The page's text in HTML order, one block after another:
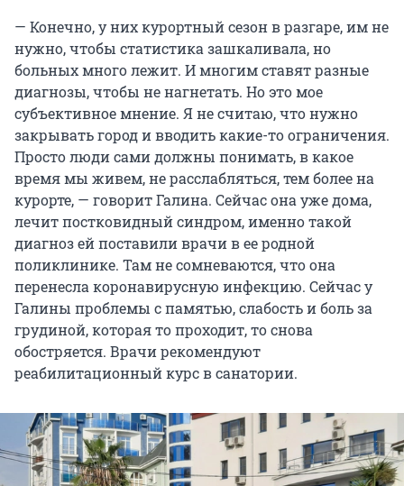
— Конечно, у них курортный сезон в разгаре, им не
нужно, чтобы статистика зашкаливала, но
больных много лежит. И многим ставят разные
диагнозы, чтобы не нагнетать. Но это мое
субъективное мнение. Я не считаю, что нужно
закрывать город и вводить какие-то ограничения.
Просто люди сами должны понимать, в какое
время мы живем, не расслабляться, тем более на
курорте, — говорит Галина. Сейчас она уже дома,
лечит постковидный синдром, именно такой
диагноз ей поставили врачи в ее родной
поликлинике. Там не сомневаются, что она
перенесла коронавирусную инфекцию. Сейчас у
Галины проблемы с памятью, слабость и боль за
грудиной, которая то проходит, то снова
обостряется. Врачи рекомендуют
реабилитационный курс в санатории.